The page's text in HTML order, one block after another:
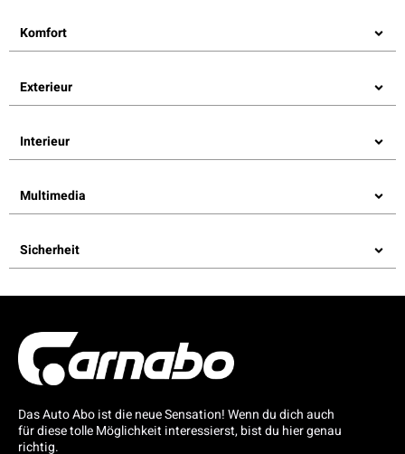
Komfort
Exterieur
Interieur
Multimedia
Sicherheit
Das Auto Abo ist die neue Sensation! Wenn du dich auch
für diese tolle Möglichkeit interessierst, bist du hier genau
richtig.